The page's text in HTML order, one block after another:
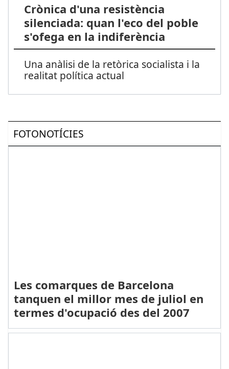
Crònica d'una resistència
silenciada: quan l'eco del poble
s'ofega en la indiferència
Una anàlisi de la retòrica socialista i la
realitat política actual
FOTONOTÍCIES
Les comarques de Barcelona
tanquen el millor mes de juliol en
termes d'ocupació des del 2007